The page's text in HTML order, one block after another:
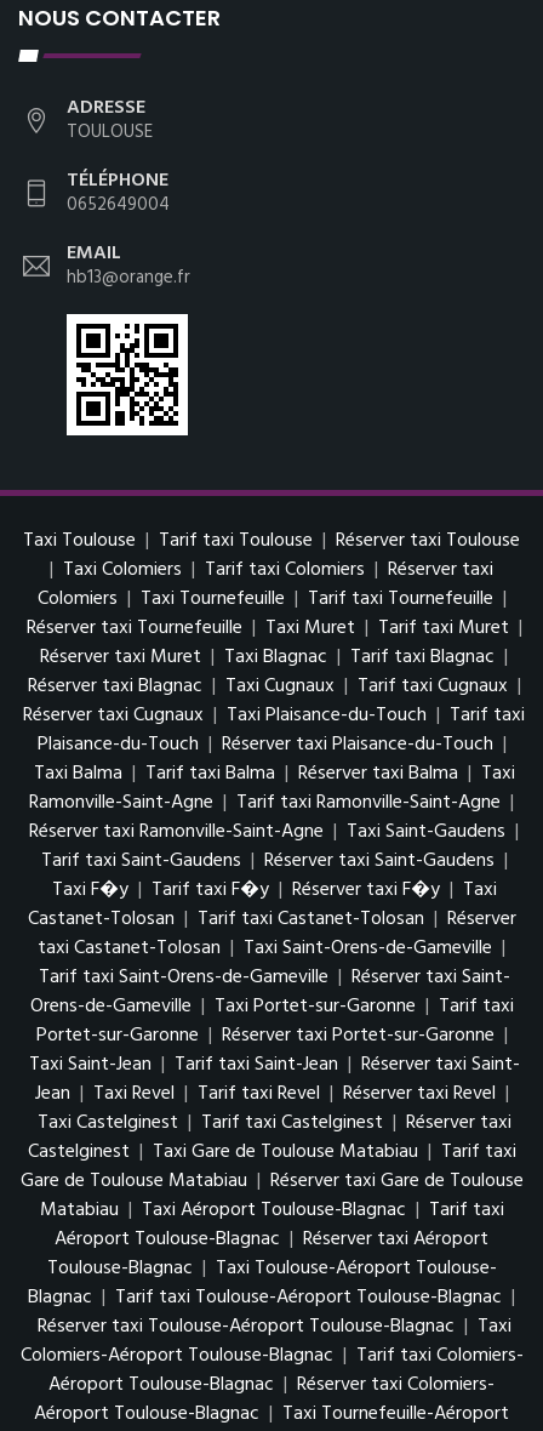
NOUS CONTACTER
ADRESSE
TOULOUSE
TÉLÉPHONE
0652649004
EMAIL
hb13@orange.fr
Taxi Toulouse | Tarif taxi Toulouse | Réserver taxi Toulouse
| Taxi Colomiers | Tarif taxi Colomiers | Réserver taxi
Colomiers | Taxi Tournefeuille | Tarif taxi Tournefeuille |
Réserver taxi Tournefeuille | Taxi Muret | Tarif taxi Muret |
Réserver taxi Muret | Taxi Blagnac | Tarif taxi Blagnac |
Réserver taxi Blagnac | Taxi Cugnaux | Tarif taxi Cugnaux |
Réserver taxi Cugnaux | Taxi Plaisance-du-Touch | Tarif taxi
Plaisance-du-Touch | Réserver taxi Plaisance-du-Touch |
Taxi Balma | Tarif taxi Balma | Réserver taxi Balma | Taxi
Ramonville-Saint-Agne | Tarif taxi Ramonville-Saint-Agne |
Réserver taxi Ramonville-Saint-Agne | Taxi Saint-Gaudens |
Tarif taxi Saint-Gaudens | Réserver taxi Saint-Gaudens |
Taxi F�y | Tarif taxi F�y | Réserver taxi F�y | Taxi
Castanet-Tolosan | Tarif taxi Castanet-Tolosan | Réserver
taxi Castanet-Tolosan | Taxi Saint-Orens-de-Gameville |
Tarif taxi Saint-Orens-de-Gameville | Réserver taxi Saint-
Orens-de-Gameville | Taxi Portet-sur-Garonne | Tarif taxi
Portet-sur-Garonne | Réserver taxi Portet-sur-Garonne |
Taxi Saint-Jean | Tarif taxi Saint-Jean | Réserver taxi Saint-
Jean | Taxi Revel | Tarif taxi Revel | Réserver taxi Revel |
Taxi Castelginest | Tarif taxi Castelginest | Réserver taxi
Castelginest | Taxi Gare de Toulouse Matabiau | Tarif taxi
Gare de Toulouse Matabiau | Réserver taxi Gare de Toulouse
Matabiau | Taxi Aéroport Toulouse-Blagnac | Tarif taxi
Aéroport Toulouse-Blagnac | Réserver taxi Aéroport
Toulouse-Blagnac | Taxi Toulouse-Aéroport Toulouse-
Blagnac | Tarif taxi Toulouse-Aéroport Toulouse-Blagnac |
Réserver taxi Toulouse-Aéroport Toulouse-Blagnac | Taxi
Colomiers-Aéroport Toulouse-Blagnac | Tarif taxi Colomiers-
Aéroport Toulouse-Blagnac | Réserver taxi Colomiers-
Aéroport Toulouse-Blagnac | Taxi Tournefeuille-Aéroport